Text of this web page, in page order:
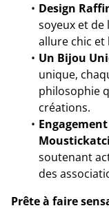
Design
soyeux et
allure chic et
Un Bijou
unique,
philosophie
créations.
soutenant
des
Prête à faire